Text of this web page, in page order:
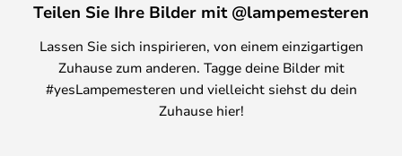
Teilen Sie Ihre Bilder mit @lampemesteren
Lassen Sie sich inspirieren, von einem einzigartigen
Zuhause zum anderen. Tagge deine Bilder mit
#yesLampemesteren und vielleicht siehst du dein
Zuhause hier!